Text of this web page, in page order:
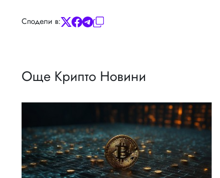
Сподели в:
Още Крипто Новини